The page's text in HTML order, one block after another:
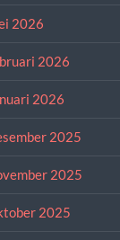
2026
2026
2026
2025
2025
2025